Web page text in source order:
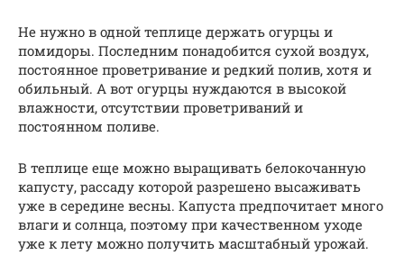
Не нужно в одной теплице держать огурцы и
помидоры. Последним понадобится сухой воздух,
постоянное проветривание и редкий полив, хотя и
обильный. А вот огурцы нуждаются в высокой
влажности, отсутствии проветриваний и
постоянном поливе.
В теплице еще можно выращивать белокочанную
капусту, рассаду которой разрешено высаживать
уже в середине весны. Капуста предпочитает много
влаги и солнца, поэтому при качественном уходе
уже к лету можно получить масштабный урожай.